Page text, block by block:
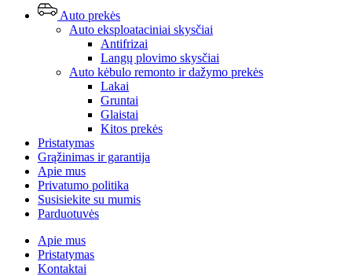
Auto prekės
Auto eksploataciniai skysčiai
Antifrizai
Langų plovimo skysčiai
Auto kėbulo remonto ir dažymo prekės
Lakai
Gruntai
Glaistai
Kitos prekės
Pristatymas
Grąžinimas ir garantija
Apie mus
Privatumo politika
Susisiekite su mumis
Parduotuvės
Apie mus
Pristatymas
Kontaktai